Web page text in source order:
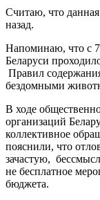
Считаю, что
назад.
Напоминаю, что с
Беларуси
Правил
бездомными
В ходе
организаций
коллективное
пояснили, что
зачастую,
не бесплатное
бюджета.